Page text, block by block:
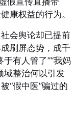
康权益的行为。
会舆论却已提前
刷屏态势，成千
有人管了”“我妈
域整治何以引发
“假中医”骗过的